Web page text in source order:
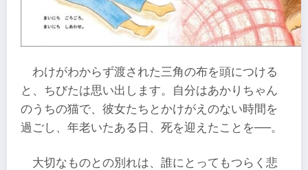
わけがわからず渡された三角の布を頭につける
と、ちびたは思い出します。自分はあかりちゃん
のうちの猫で、彼女たちとかけがえのない時間を
過ごし、年老いたある日、死を迎えたことを──。
大切なものとの別れは、誰にとってもつらく悲